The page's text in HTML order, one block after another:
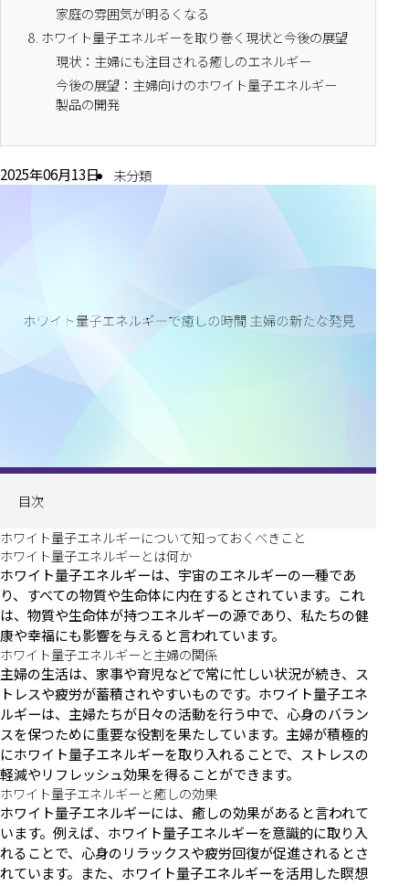
家庭の雰囲気が明るくなる
8. ホワイト量子エネルギーを取り巻く現状と今後の展望
現状：主婦にも注目される癒しのエネルギー
今後の展望：主婦向けのホワイト量子エネルギー
製品の開発
2025年06月13日 未分類
目次
ホワイト量子エネルギーについて知っておくべきこと
ホワイト量子エネルギーとは何か
ホワイト量子エネルギーは、宇宙のエネルギーの一種であ
り、すべての物質や生命体に内在するとされています。これ
は、物質や生命体が持つエネルギーの源であり、私たちの健
康や幸福にも影響を与えると言われています。
ホワイト量子エネルギーと主婦の関係
主婦の生活は、家事や育児などで常に忙しい状況が続き、ス
トレスや疲労が蓄積されやすいものです。ホワイト量子エネ
ルギーは、主婦たちが日々の活動を行う中で、心身のバラン
スを保つために重要な役割を果たしています。主婦が積極的
にホワイト量子エネルギーを取り入れることで、ストレスの
軽減やリフレッシュ効果を得ることができます。
ホワイト量子エネルギーと癒しの効果
ホワイト量子エネルギーには、癒しの効果があると言われて
います。例えば、ホワイト量子エネルギーを意識的に取り入
れることで、心身のリラックスや疲労回復が促進されるとさ
れています。また、ホワイト量子エネルギーを活用した瞑想